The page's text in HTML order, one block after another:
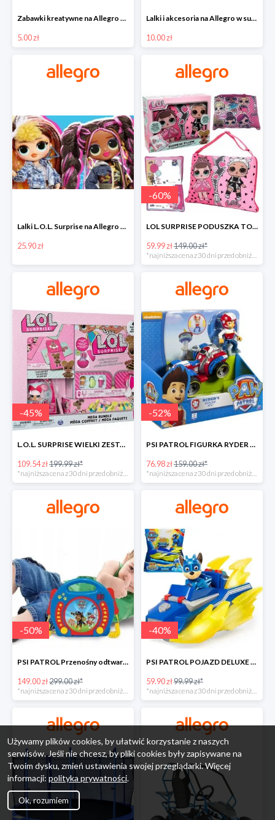
Zabawki kreatywne na Allegro w super cenach od 5 zł
5.00 zł
Lalki i akcesoria na Allegro w super cenach od 10 zł
10.00 zł
Lalki L.O.L. Surprise na Allegro w super cenach od 25,90 zł
25.90 zł
-60%
LOL SURPRISE PODUSZKA TOREBKA SEKRETNY SCHOWEK MP3 -59%
59.99 zł149.00 zł*
*najniższa cena z 30 dni przed obniżką
-45%
L.O.L. SURPRISE WIELKI ZESTAW NIESPODZIANKA 4 GRY -45%
109.54 zł199.99 zł*
-52%
PSI PATROL FIGURKA RYDER + QUAD POJAZD RATUNKOWY -51%
76.98 zł159.00 zł*
-50%
PSI PATROL Przenośny odtwarzacz CD Karaoke PAW -50%
149.00 zł299.00 zł*
*najniższa cena z 30 dni przed obniżką
-40%
PSI PATROL POJAZD DELUXE FIGURKA CHASE MIGHTY PUPS -40%
59.90 zł99.99 zł*
*najniższa cena z 30 dni przed obniżką
Używamy plików cookies, by ułatwić korzystanie z naszych
serwisów. Jeśli nie chcesz, by pliki cookies były zapisywane na
Twoim dysku, zmień ustawienia swojej przeglądarki. Więcej
informacji: polityka prywatności.
Ok, rozumiem